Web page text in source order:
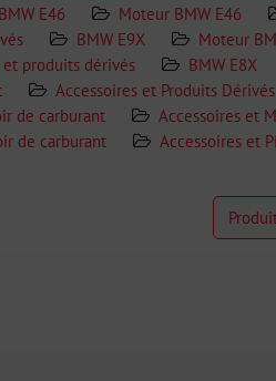
BMW E46 Moteur BMW E46
BMW E9X
Moteur
et produits dérivés BMW E8X
Accessoires et Produits Dérivés
de carburant
Accessoires et
de carburant
Accessoires et